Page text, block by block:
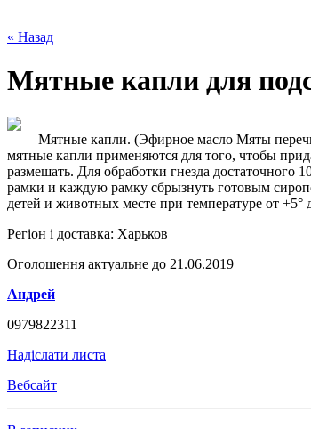
« Назад
Мятные капли для
Мятные капли. (Эфирное масло Мяты
мятные капли применяются для того, чтобы
размешать. Для обработки гнезда достаточного
рамки и каждую рамку сбрызнуть готовым
детей и животных месте при температуре от +5°
Регіон і доставка: Харьков
Оголошення актуальне до 21.06.2019
Андрей
0979822311
Надіслати листа
Вебсайт